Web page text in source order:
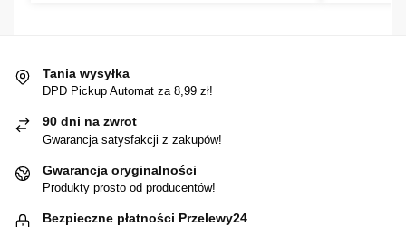
Tania wysyłka
DPD Pickup Automat za 8,99 zł!
90 dni na zwrot
Gwarancja satysfakcji z zakupów!
Gwarancja oryginalności
Produkty prosto od producentów!
Bezpieczne płatności Przelewy24